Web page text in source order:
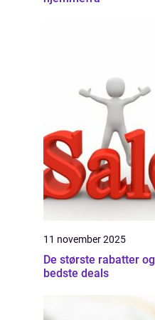
11 november 2025
De største rabatter og
bedste deals